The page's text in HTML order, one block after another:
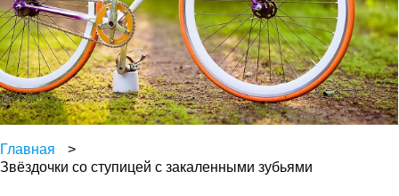
Главная
>
Звёздочки со ступицей с закаленными зубьями